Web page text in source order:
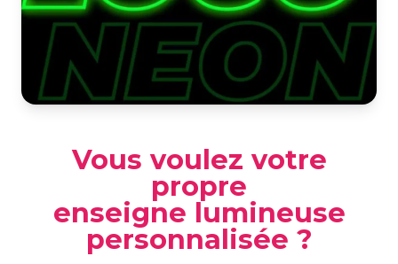
Vous voulez votre
propre
enseigne lumineuse
personnalisée ?